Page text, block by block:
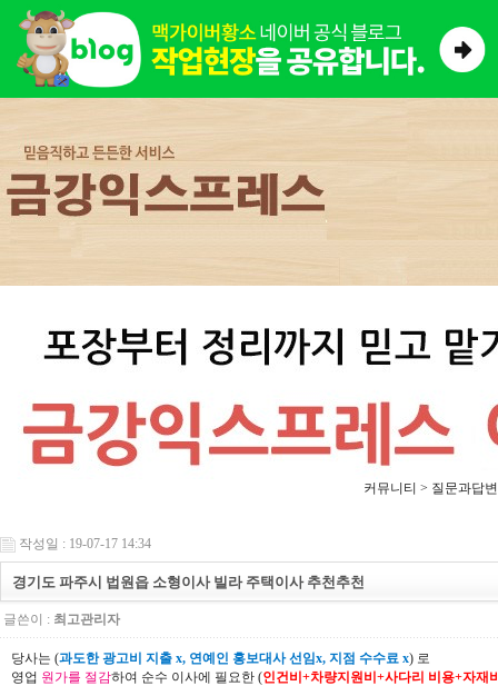
커뮤니티 > 질문과답변
작성일 : 19-07-17 14:34
경기도 파주시 법원읍 소형이사 빌라 주택이사 추천추천
글쓴이 : 최고관리자
당사는 (과도한 광고비 지출 x, 연예인 홍보대사 선임x, 지점 수수료 x) 로
영업 원가를 절감하여 순수 이사에 필요한 (인건비+차량지원비+사다리 비용+자재